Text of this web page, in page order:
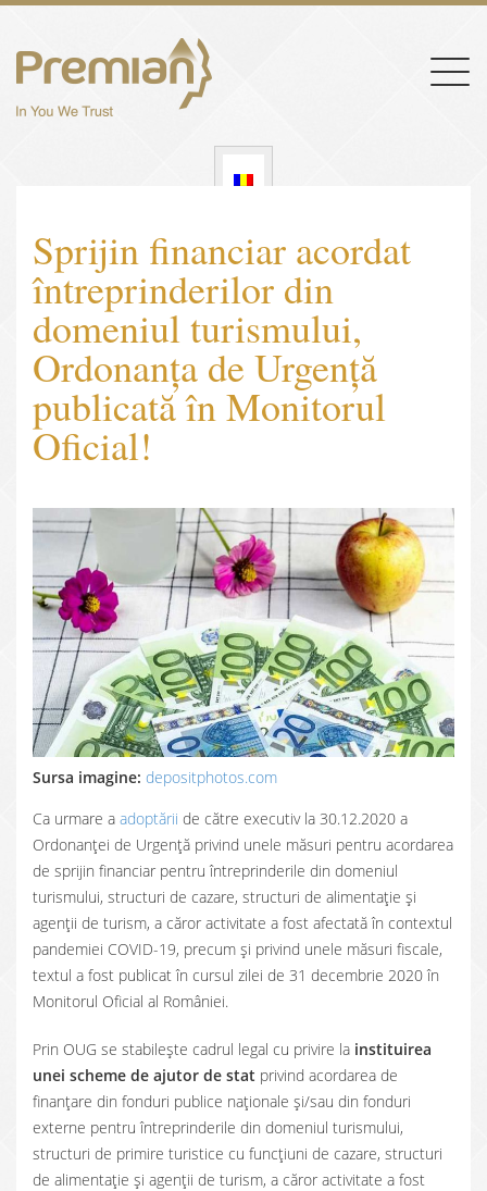
Sprijin financiar acordat
întreprinderilor din
domeniul turismului,
Ordonanța de Urgență
publicată în Monitorul
Oficial!
Sursa imagine: depositphotos.com
Ca urmare a adoptării de către executiv la 30.12.2020 a
Ordonanței de Urgență privind unele măsuri pentru acordarea
de sprijin financiar pentru întreprinderile din domeniul
turismului, structuri de cazare, structuri de alimentație și
agenții de turism, a căror activitate a fost afectată în contextul
pandemiei COVID-19, precum și privind unele măsuri fiscale,
textul a fost publicat în cursul zilei de 31 decembrie 2020 în
Monitorul Oficial al României.
Prin OUG se stabilește cadrul legal cu privire la instituirea
unei scheme de ajutor de stat privind acordarea de
finanțare din fonduri publice naționale și/sau din fonduri
externe pentru întreprinderile din domeniul turismului,
structuri de primire turistice cu funcțiuni de cazare, structuri
de alimentație și agenții de turism, a căror activitate a fost